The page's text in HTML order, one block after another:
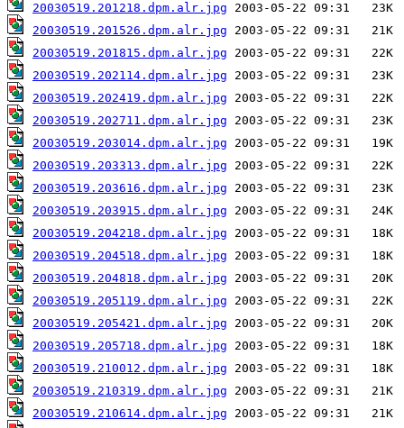
20030519.201218.dpm.alr.jpg
20030519.201526.dpm.alr.jpg
20030519.201815.dpm.alr.jpg
20030519.202114.dpm.alr.jpg
20030519.202419.dpm.alr.jpg
20030519.202711.dpm.alr.jpg
20030519.203014.dpm.alr.jpg
20030519.203313.dpm.alr.jpg
20030519.203616.dpm.alr.jpg
20030519.203915.dpm.alr.jpg
20030519.204218.dpm.alr.jpg
20030519.204518.dpm.alr.jpg
20030519.204818.dpm.alr.jpg
20030519.205119.dpm.alr.jpg
20030519.205421.dpm.alr.jpg
20030519.205718.dpm.alr.jpg
20030519.210012.dpm.alr.jpg
20030519.210319.dpm.alr.jpg
20030519.210614.dpm.alr.jpg